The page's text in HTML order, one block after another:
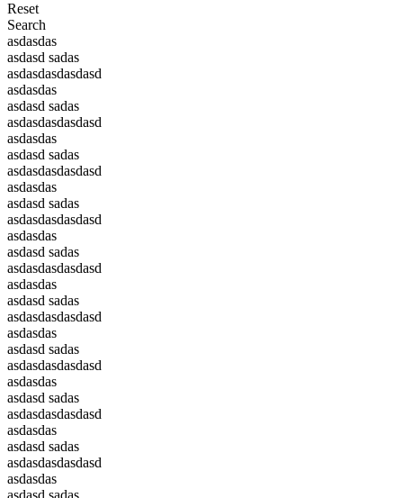
Reset
Search
asdasdas
asdasd sadas
asdasdasdasdasd
asdasdas
asdasd sadas
asdasdasdasdasd
asdasdas
asdasd sadas
asdasdasdasdasd
asdasdas
asdasd sadas
asdasdasdasdasd
asdasdas
asdasd sadas
asdasdasdasdasd
asdasdas
asdasd sadas
asdasdasdasdasd
asdasdas
asdasd sadas
asdasdasdasdasd
asdasdas
asdasd sadas
asdasdasdasdasd
asdasdas
asdasd sadas
asdasdasdasdasd
asdasdas
asdasd sadas